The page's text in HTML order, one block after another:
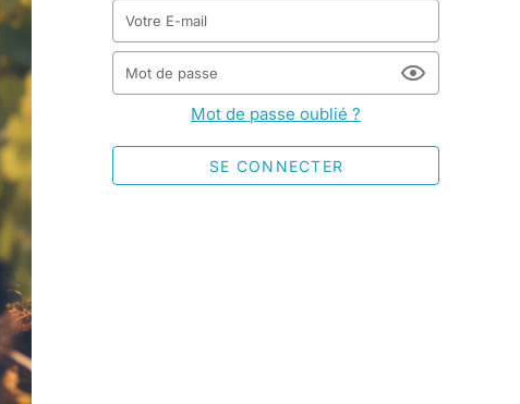
Votre E-mail
Mot de passe
Mot de passe oublié ?
SE CONNECTER